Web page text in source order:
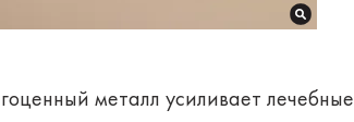
металл усиливает лечебные